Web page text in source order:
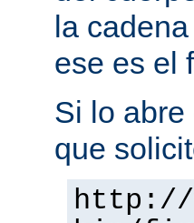
la
ese es el
Si lo
que
http://